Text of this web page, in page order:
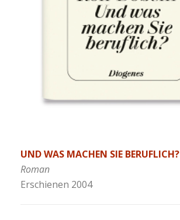
UND WAS MACHEN SIE BERUFLICH?
Roman
Erschienen 2004